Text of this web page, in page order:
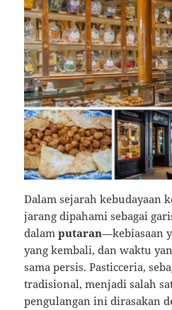
Dalam sejarah kebudayaan
jarang dipahami sebagai
dalamputaran—kebiasaan
yang kembali, dan waktu
sama persis. Pasticceria,
tradisional, menjadi salah
pengulangan ini dirasakan